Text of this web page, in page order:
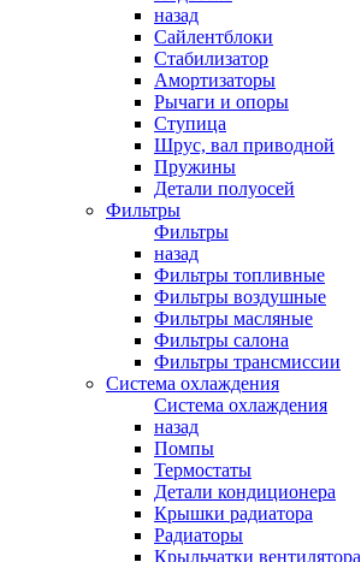
назад
Сайлентблоки
Стабилизатор
Амортизаторы
Рычаги и опоры
Ступица
Шрус, вал приводной
Пружины
Детали полуосей
Фильтры
Фильтры
назад
Фильтры топливные
Фильтры воздушные
Фильтры масляные
Фильтры салона
Фильтры трансмиссии
Система охлаждения
Система охлаждения
назад
Помпы
Термостаты
Детали кондиционера
Крышки радиатора
Радиаторы
Крыльчатки вентилятора